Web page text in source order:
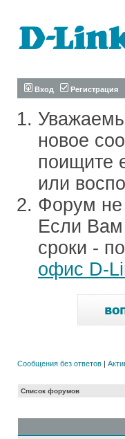
Вход Регистрация
новое
поищите
или
Форум не
Если Вам
сроки -
офис D-
Сообщения без ответов |
Список форумов